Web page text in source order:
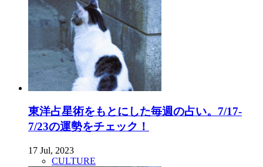
東洋占星術をもとにした毎週の占い。7/17-
7/23の運勢をチェック！
17 Jul, 2023
CULTURE